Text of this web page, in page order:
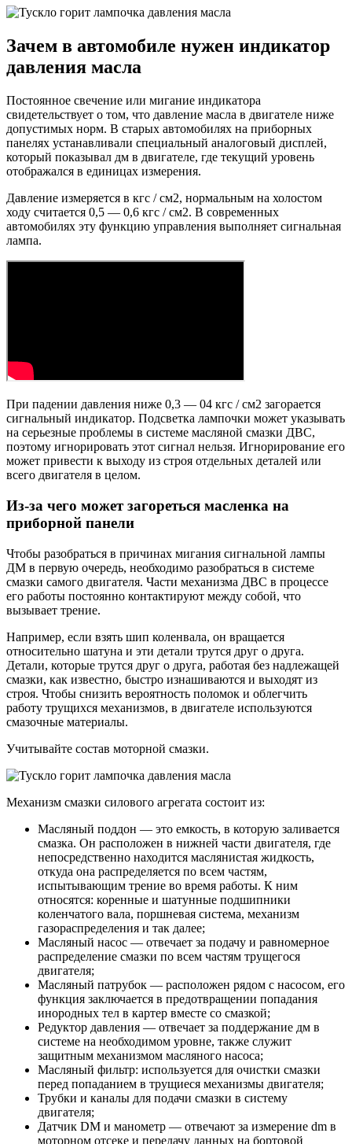
Зачем в автомобиле нужен индикатор
давления масла
Постоянное свечение или мигание индикатора
свидетельствует о том, что давление масла в двигателе ниже
допустимых норм. В старых автомобилях на приборных
панелях устанавливали специальный аналоговый дисплей,
который показывал дм в двигателе, где текущий уровень
отображался в единицах измерения.
Давление измеряется в кгс / см2, нормальным на холостом
ходу считается 0,5 — 0,6 кгс / см2. В современных
автомобилях эту функцию управления выполняет сигнальная
лампа.
При падении давления ниже 0,3 — 04 кгс / см2 загорается
сигнальный индикатор. Подсветка лампочки может указывать
на серьезные проблемы в системе масляной смазки ДВС,
поэтому игнорировать этот сигнал нельзя. Игнорирование его
может привести к выходу из строя отдельных деталей или
всего двигателя в целом.
Из-за чего может загореться масленка на
приборной панели
Чтобы разобраться в причинах мигания сигнальной лампы
ДМ в первую очередь, необходимо разобраться в системе
смазки самого двигателя. Части механизма ДВС в процессе
его работы постоянно контактируют между собой, что
вызывает трение.
Например, если взять шип коленвала, он вращается
относительно шатуна и эти детали трутся друг о друга.
Детали, которые трутся друг о друга, работая без надлежащей
смазки, как известно, быстро изнашиваются и выходят из
строя. Чтобы снизить вероятность поломок и облегчить
работу трущихся механизмов, в двигателе используются
смазочные материалы.
Учитывайте состав моторной смазки.
Механизм смазки силового агрегата состоит из:
Масляный поддон — это емкость, в которую заливается
смазка. Он расположен в нижней части двигателя, где
непосредственно находится маслянистая жидкость,
откуда она распределяется по всем частям,
испытывающим трение во время работы. К ним
относятся: коренные и шатунные подшипники
коленчатого вала, поршневая система, механизм
газораспределения и так далее;
Масляный насос — отвечает за подачу и равномерное
распределение смазки по всем частям трущегося
двигателя;
Масляный патрубок — расположен рядом с насосом, его
функция заключается в предотвращении попадания
инородных тел в картер вместе со смазкой;
Редуктор давления — отвечает за поддержание дм в
системе на необходимом уровне, также служит
защитным механизмом масляного насоса;
Масляный фильтр: используется для очистки смазки
перед попаданием в трущиеся механизмы двигателя;
Трубки и каналы для подачи смазки в систему
двигателя;
Датчик DM и манометр — отвечают за измерение dm в
моторном отсеке и передачу данных на бортовой